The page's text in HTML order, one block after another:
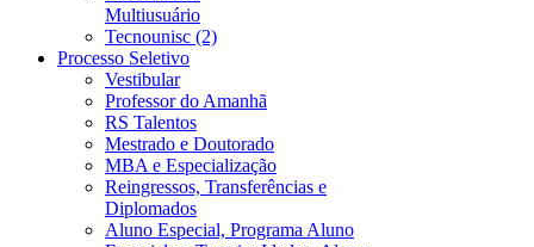
Multiusuário
Tecnounisc (2)
Processo Seletivo
Vestibular
Professor do Amanhã
RS Talentos
Mestrado e Doutorado
MBA e Especialização
Reingressos, Transferências e
Diplomados
Aluno Especial, Programa Aluno